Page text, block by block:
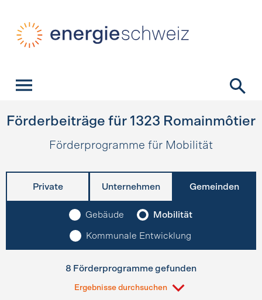
Förderbeiträge für 1323 Romainmôtier
Förderprogramme für Mobilität
Private Unternehmen Gemeinden
Gebäude Mobilität
Kommunale Entwicklung
8 Förderprogramme gefunden
Ergebnisse durchsuchen